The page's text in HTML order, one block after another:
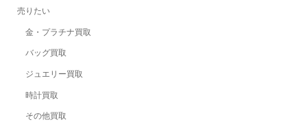
売りたい
金・プラチナ買取
バッグ買取
ジュエリー買取
時計買取
その他買取